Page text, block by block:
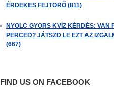
ÉRDEKES FEJTÖRŐ (811)
NYOLC GYORS KVÍZ KÉRDÉS: VAN
PERCED? JÁTSZD LE EZT AZ
(667)
FIND US ON FACEBOOK